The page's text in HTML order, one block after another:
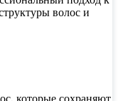
волос и